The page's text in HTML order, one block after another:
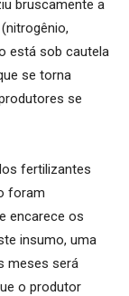
bruscamente a
está sob cautela
se torna
se
fertilizantes
foram
encarece os
insumo, uma
meses será
o produtor